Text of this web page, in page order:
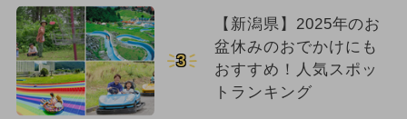
3
【新潟県】2025年のお
盆休みのおでかけにも
おすすめ！人気スポッ
トランキング